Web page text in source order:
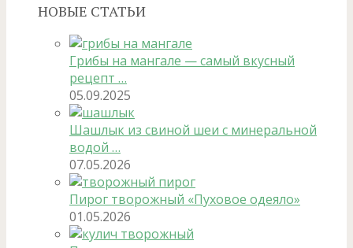
НОВЫЕ СТАТЬИ
Грибы на мангале — самый вкусный
рецепт …
05.09.2025
Шашлык из свиной шеи с минеральной
водой …
07.05.2026
Пирог творожный «Пуховое одеяло»
01.05.2026